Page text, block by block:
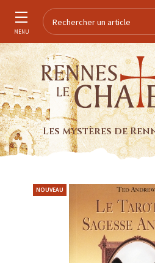
MENU
Les mystères de
NOUVEAU